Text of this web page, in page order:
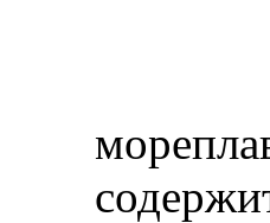
2. В